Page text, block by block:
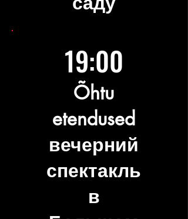
19:00
Õhtu
etendused
вечерний
спектакль
в